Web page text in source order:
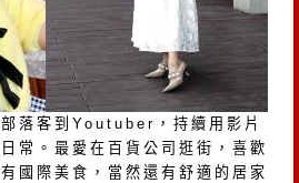
落客到Youtuber，持續用影片
常。最愛在百貨公司逛街，喜歡
國際美食，當然還有舒適的居家